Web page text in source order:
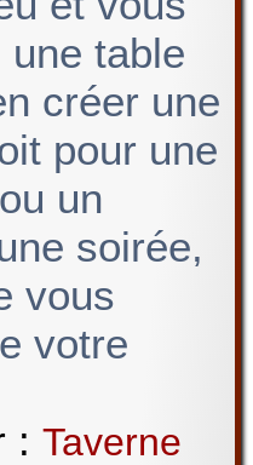
table
créer une
pour une
un
soirée,
vous
votre
: Taverne